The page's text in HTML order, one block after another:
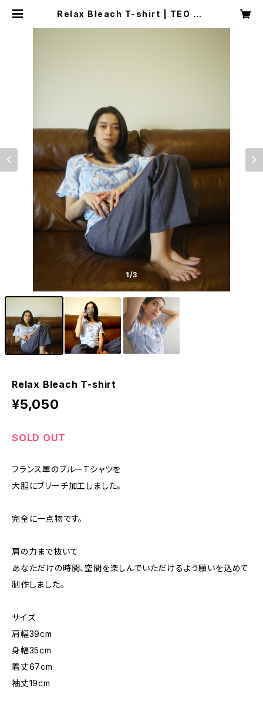
Relax Bleach T-shirt | TEO TE
1/3
Relax Bleach T-shirt
¥5,050
SOLD OUT
フランス軍のブルーTシャツを
大胆にブリーチ加工しました。
完全に一点物です。
肩の力まで抜いて
あなただけの時間、空間を楽しんでいただけるよう願いを込めて
制作しました。
サイズ
肩幅39cm
身幅35cm
着丈67cm
袖丈19cm